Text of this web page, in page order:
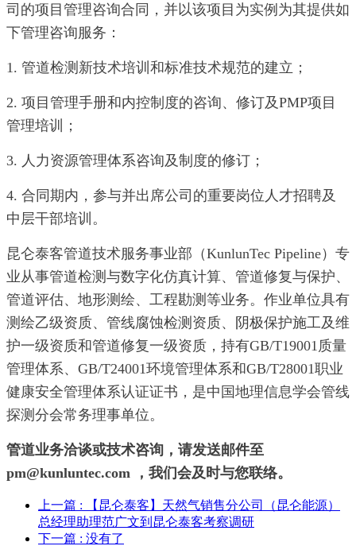
司的项目管理咨询合同，并以该项目为实例为其提供如
下管理咨询服务：
1. 管道检测新技术培训和标准技术规范的建立；
2. 项目管理手册和内控制度的咨询、修订及PMP项目
管理培训；
3. 人力资源管理体系咨询及制度的修订；
4. 合同期内，参与并出席公司的重要岗位人才招聘及
中层干部培训。
昆仑泰客管道技术服务事业部（KunlunTec Pipeline）专
业从事管道检测与数字化仿真计算、管道修复与保护、
管道评估、地形测绘、工程勘测等业务。作业单位具有
测绘乙级资质、管线腐蚀检测资质、阴极保护施工及维
护一级资质和管道修复一级资质，持有GB/T19001质量
管理体系、GB/T24001环境管理体系和GB/T28001职业
健康安全管理体系认证证书，是中国地理信息学会管线
探测分会常务理事单位。
管道业务洽谈或技术咨询，请发送邮件至
pm@kunluntec.com ，我们会及时与您联络。
上一篇 : 【昆仑泰客】天然气销售分公司（昆仑能源）
总经理助理范广文到昆仑泰客考察调研
下一篇 : 没有了